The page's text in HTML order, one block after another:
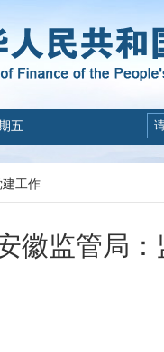
五
建工作
徽监管局